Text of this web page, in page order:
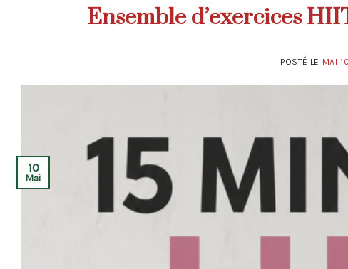
Ensemble d’exercices
POSTÉ LE MAI
10
Mai